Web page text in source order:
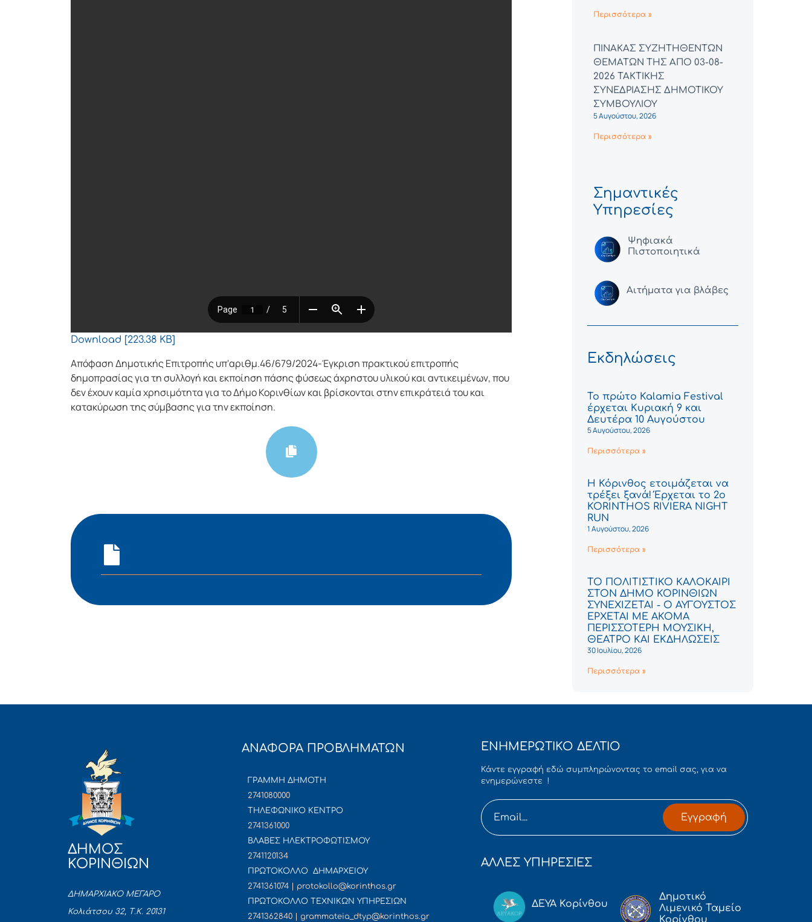
Download [223.38 KB]
Απόφαση Δημοτικής Επιτροπής υπ'αριθμ.46/679/2024-Έγκριση πρακτικού επιτροπής
δημοπρασίας για τη συλλογή και εκποίηση πάσης φύσεως άχρηστου υλικού και αντικειμένων, που
δεν έχουν καμία χρησιμότητα για το Δήμο Κορινθίων και βρίσκονται στην επικράτειά του και
κατακύρωση της σύμβασης για την εκποίηση.
Περισσότερα »
ΠΙΝΑΚΑΣ ΣΥΖΗΤΗΘΕΝΤΩΝ
ΘΕΜΑΤΩΝ ΤΗΣ ΑΠΟ 03-08-
2026 ΤΑΚΤΙΚΗΣ
ΣΥΝΕΔΡΙΑΣΗΣ ΔΗΜΟΤΙΚΟΥ
ΣΥΜΒΟΥΛΙΟΥ
5 Αυγούστου, 2026
Περισσότερα »
Σημαντικές
Υπηρεσίες
Ψηφιακά
Πιστοποιητικά
Αιτήματα για βλάβες
Εκδηλώσεις
Το πρώτο Kalamia Festival
έρχεται Κυριακή 9 και
Δευτέρα 10 Αυγούστου
5 Αυγούστου, 2026
Περισσότερα »
Η Κόρινθος ετοιμάζεται να
τρέξει ξανά! Έρχεται το 2ο
KORINTHOS RIVIERA NIGHT
RUN
1 Αυγούστου, 2026
Περισσότερα »
ΤΟ ΠΟΛΙΤΙΣΤΙΚΟ ΚΑΛΟΚΑΙΡΙ
ΣΤΟΝ ΔΗΜΟ ΚΟΡΙΝΘΙΩΝ
ΣΥΝΕΧΙΖΕΤΑΙ - Ο ΑΥΓΟΥΣΤΟΣ
ΕΡΧΕΤΑΙ ΜΕ ΑΚΟΜΑ
ΠΕΡΙΣΣΟΤΕΡΗ ΜΟΥΣΙΚΗ,
ΘΕΑΤΡΟ ΚΑΙ ΕΚΔΗΛΩΣΕΙΣ
30 Ιουλίου, 2026
Περισσότερα »
ΔΗΜΟΣ
ΚΟΡΙΝΘΙΩΝ
ΔΗΜΑΡΧΙΑΚΟ ΜΕΓΑΡΟ
Κολιάτσου 32, Τ.Κ. 20131
ΑΝΑΦΟΡΑ ΠΡΟΒΛΗΜΑΤΩΝ
ΓΡΑΜΜΗ ΔΗΜΟΤΗ
2741080000
ΤΗΛΕΦΩΝΙΚΟ ΚΕΝΤΡΟ
2741361000
ΒΛΑΒΕΣ ΗΛΕΚΤΡΟΦΩΤΙΣΜΟΥ
2741120134
ΠΡΩΤΟΚΟΛΛΟ ΔΗΜΑΡΧΕΙΟΥ
2741361074 | protokollo@korinthos.gr
ΠΡΩΤΟΚΟΛΛΟ ΤΕΧΝΙΚΩΝ ΥΠΗΡΕΣΙΩΝ
2741362840 | grammateia_dtyp@korinthos.gr
ΕΝΗΜΕΡΩΤΙΚΟ ΔΕΛΤΙΟ
Κάντε εγγραφή εδώ συμπληρώνοντας το email σας, για να
ενημερώνεστε !
Εγγραφή
ΑΛΛΕΣ ΥΠΗΡΕΣΙΕΣ
ΔΕΥΑ Κορίνθου
Δημοτικό
Λιμενικό Ταμείο
Κορίνθου